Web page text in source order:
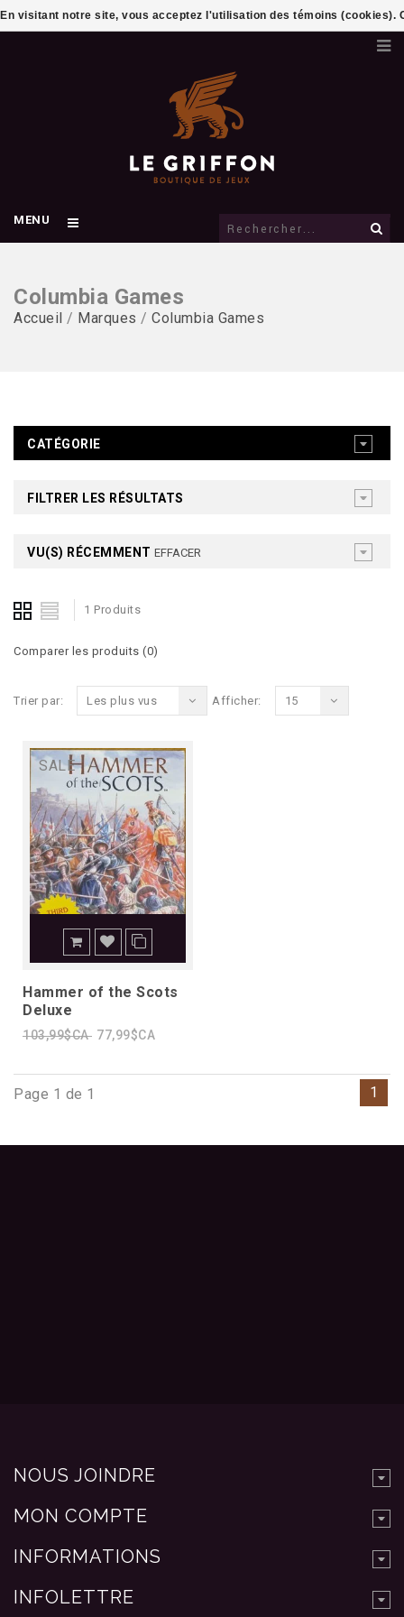
MENU
Columbia Games
Accueil / Marques / Columbia Games
CATÉGORIE
FILTRER LES RÉSULTATS
VU(S) RÉCEMMENT EFFACER
1 Produits
Comparer les produits (0)
Trier par: Les plus vus Afficher: 15
SALE
Hammer of the Scots
Deluxe
103,99$CA 77,99$CA
Page 1 de 1 1
NOUS JOINDRE
MON COMPTE
INFORMATIONS
INFOLETTRE
En visitant notre site, vous acceptez l'utilisation des témoins